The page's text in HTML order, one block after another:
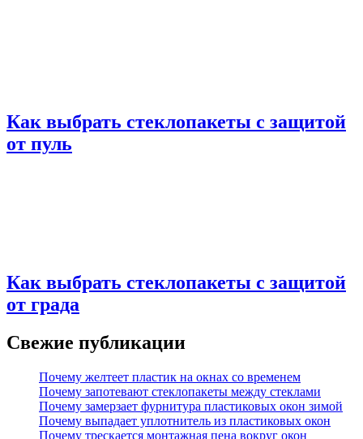
Как выбрать стеклопакеты с защитой
от пуль
Как выбрать стеклопакеты с защитой
от града
Свежие публикации
Почему желтеет пластик на окнах со временем
Почему запотевают стеклопакеты между стеклами
Почему замерзает фурнитура пластиковых окон зимой
Почему выпадает уплотнитель из пластиковых окон
Почему трескается монтажная пена вокруг окон